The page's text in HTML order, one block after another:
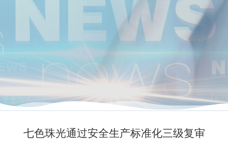
七色珠光通过安全生产标准化三级复审